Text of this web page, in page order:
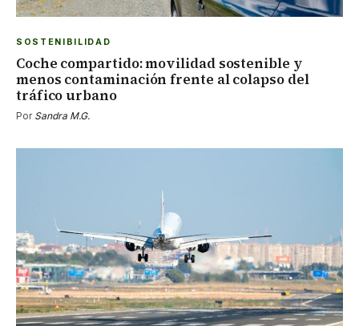
SOSTENIBILIDAD
Coche compartido: movilidad sostenible y
menos contaminación frente al colapso del
tráfico urbano
Por Sandra M.G.